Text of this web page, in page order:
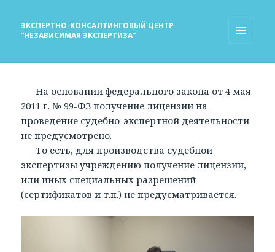
ЭКСПЕРТНО-КОНСАЛТИНГОВЫЙ ЦЕНТР
“НЕЗАВИСИМАЯ ЭКСПЕРТИЗА”
На основании федерального закона от 4 мая
2011 г. № 99-ФЗ получение лицензии на
проведение судебно-экспертной деятельности
не предусмотрено.
То есть, для производства судебной
экспертизы учреждению получение лицензии,
или иных специальных разрешений
(сертификатов и т.п.) не предусматривается.